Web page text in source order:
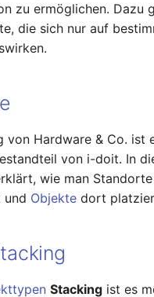
Routing
Schrank
zu ermöglichen. Dazu
die sich nur auf
von Hardware & Co. ist
von i-doit. In
wie man Standorte
und Objekte dort
Stacking ist es